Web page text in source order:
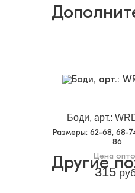
Боди, арт.:
Размеры: 62-68, 68-
86
Цена
315
Другие